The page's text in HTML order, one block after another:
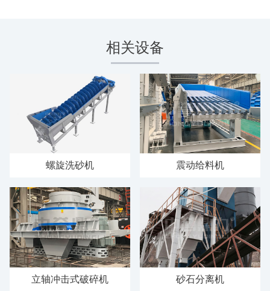
相关设备
螺旋洗砂机 震动给料机
立轴冲击式破碎机 砂石分离机